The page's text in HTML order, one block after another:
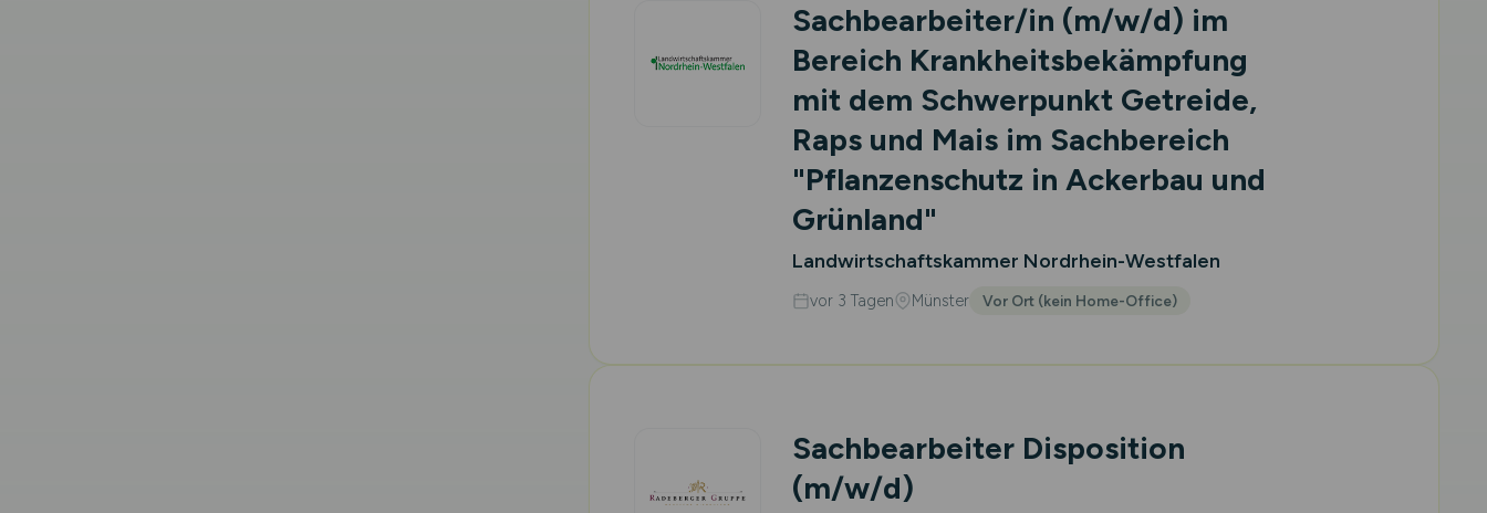
Sachbearbeiter/in (m/w/d) im
Bereich Krankheitsbekämpfung
mit dem Schwerpunkt Getreide,
Raps und Mais im Sachbereich
"Pflanzenschutz in Ackerbau und
Grünland"
Landwirtschaftskammer Nordrhein-Westfalen
vor 3 Tagen Münster Vor Ort (kein Home-Office)
Sachbearbeiter Disposition
(m/w/d)